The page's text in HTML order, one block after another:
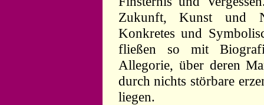
Zukunft, Kunst und
Konkretes und
fließen so mit
Allegorie, über deren
durch nichts störbare
liegen.